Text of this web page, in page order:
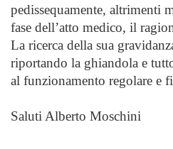
pedissequamente, altrimenti
fase dell’atto medico, il
La ricerca della sua
riportando la ghiandola e
al funzionamento regolare e
Saluti Alberto Moschini